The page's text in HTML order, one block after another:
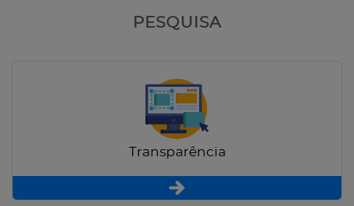
PESQUISA
Transparência